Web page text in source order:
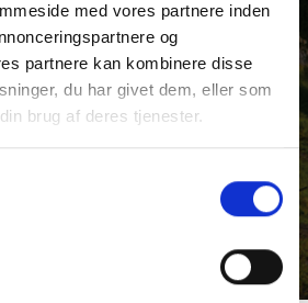
med vores partnere inden
og
partnere kan kombinere disse
du har givet dem, eller som
brug af deres tjenester.